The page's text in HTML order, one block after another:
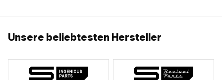
Unsere beliebtesten Hersteller